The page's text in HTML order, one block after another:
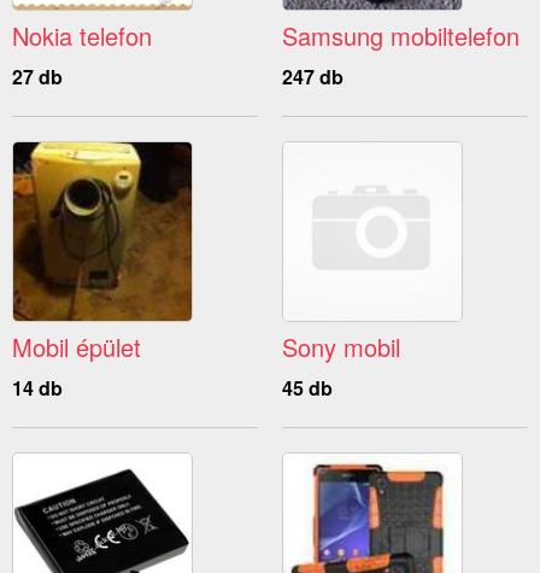
Nokia telefon
27 db
Samsung mobiltelefon
247 db
Mobil épület
14 db
Sony mobil
45 db